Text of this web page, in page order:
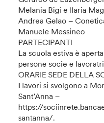
Melania Bigi e Ilaria
Andrea Gelao –
Manuele Messineo
PARTECIPANTI
La scuola estiva è
persone socie e
ORARIE SEDE DELLA
I lavori si svolgono a
Sant’Anna –
https://
santanna/.